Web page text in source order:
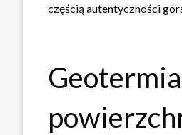
częścią autentyczności